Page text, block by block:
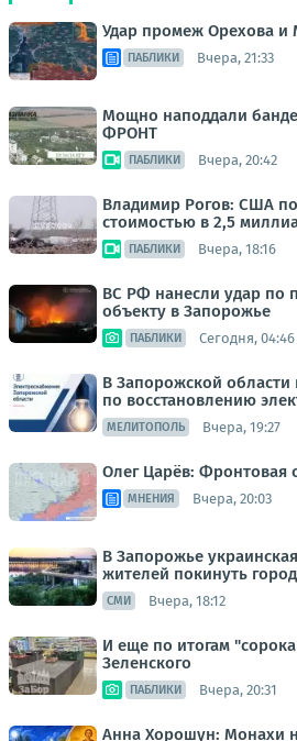
Удар промеж Орехова и
ПАБЛИКИ Вчера, 21:33
Мощно наподдали
ФРОНТ
ПАБЛИКИ Вчера, 20:42
Владимир Рогов: США
стоимостью в 2,5
ПАБЛИКИ Вчера, 18:16
ВС РФ нанесли удар по
объекту в Запорожье
ПАБЛИКИ Сегодня, 04:46
В Запорожской
по восстановлению
МЕЛИТОПОЛЬ Вчера, 19:27
Олег Царёв: Фронтовая
МНЕНИЯ Вчера, 20:03
В Запорожье
жителей покинуть
СМИ Вчера, 18:12
И еще по итогам
Зеленского
ПАБЛИКИ Вчера, 20:31
Анна Хорошун: Монахи